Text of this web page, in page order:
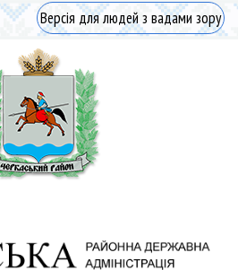
Версія для людей з вадами зору